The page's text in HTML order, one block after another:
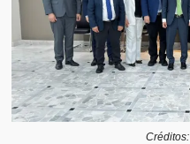
Créditos: